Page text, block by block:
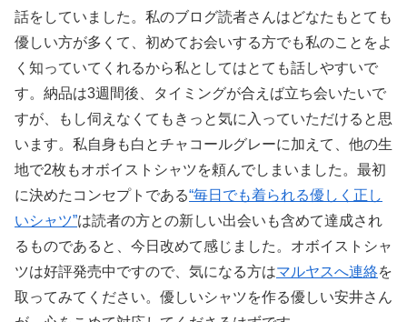
話をしていました。私のブログ読者さんはどなたもとても
優しい方が多くて、初めてお会いする方でも私のことをよ
く知っていてくれるから私としてはとても話しやすいで
す。納品は3週間後、タイミングが合えば立ち会いたいで
すが、もし伺えなくてもきっと気に入っていただけると思
います。私自身も白とチャコールグレーに加えて、他の生
地で2枚もオボイストシャツを頼んでしまいました。最初
に決めたコンセプトである“毎日でも着られる優しく正し
いシャツ”は読者の方との新しい出会いも含めて達成され
るものであると、今日改めて感じました。オボイストシャ
ツは好評発売中ですので、気になる方はマルヤスへ連絡を
取ってみてください。優しいシャツを作る優しい安井さん